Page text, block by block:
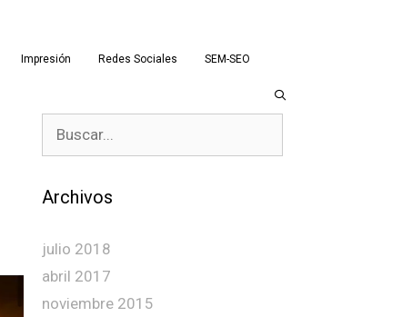
Impresión Redes Sociales SEM-SEO
Archivos
julio 2018
abril 2017
noviembre 2015